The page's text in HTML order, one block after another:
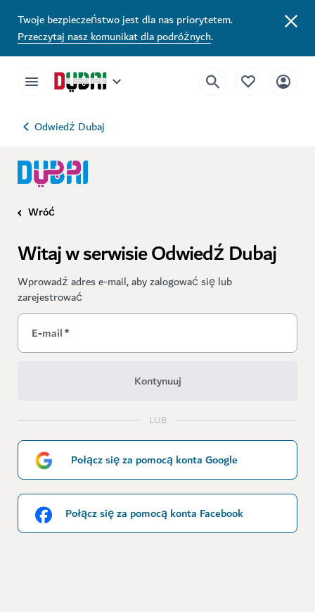
Twoje bezpieczeństwo jest dla nas priorytetem.
Przeczytaj nasz komunikat dla podróżnych.
Odwiedź Dubaj
Wróć
Witaj w serwisie Odwiedź Dubaj
Wprowadź adres e-mail, aby zalogować się lub
zarejestrować
E-mail*
Kontynuuj
LUB
Połącz się za pomocą konta Google
Połącz się za pomocą konta Facebook